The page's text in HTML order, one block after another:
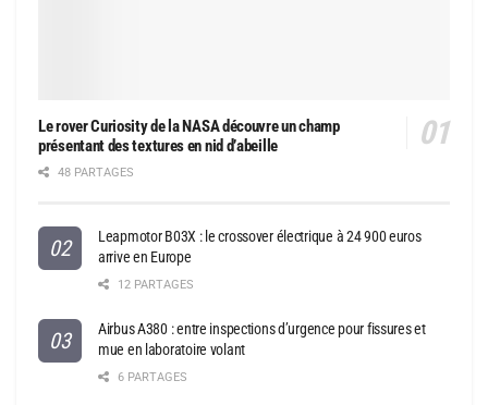
Le rover Curiosity de la NASA découvre un champ
présentant des textures en nid d’abeille
48 PARTAGES
Leapmotor B03X : le crossover électrique à 24 900 euros
arrive en Europe
12 PARTAGES
Airbus A380 : entre inspections d’urgence pour fissures et
mue en laboratoire volant
6 PARTAGES